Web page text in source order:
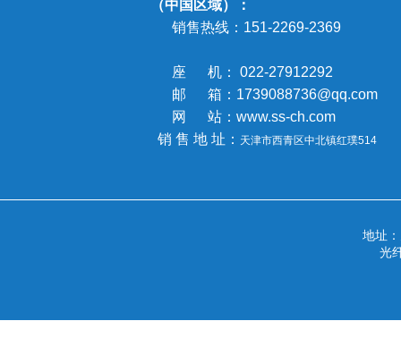
（中国区域）：
销售热线： 151-2269-2369
座 机： 022-27912292
邮 箱：1739088736@qq.com
网 站：www.ss-ch.com
销 售 地 址： 天津市西青区中北镇红璞514
地址
光